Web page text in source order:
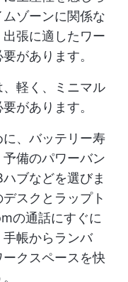
ゾーンに関係な
張に適したワー
があります。
軽く、ミニマル
があります。
、バッテリー寿
備のパワーバン
ブなどを選びま
スクとラップト
の通話にすぐに
帳からランバ
クスペースを快